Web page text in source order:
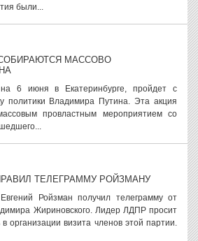
были...
МАССОВО
6 июня в Екатеринбурге, пройдет с
политики Владимира Путина. Эта акция
провластным мероприятием со
ТЕЛЕГРАММУ РОЙЗМАНУ
Ройзман получил телеграмму от
Жириновского. Лидер ЛДПР просит
организации визита членов этой партии.